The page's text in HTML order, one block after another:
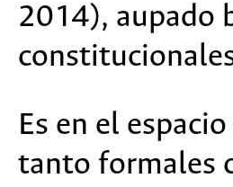
2014), aupado
Es en el
tanto formales